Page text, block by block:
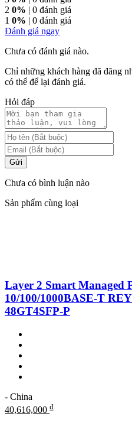
2 0% | 0 đánh giá
1 0% | 0 đánh giá
Đánh giá ngay
Chưa có đánh giá nào.
Chỉ những khách hàng đã đăng
có thể để lại đánh giá.
Hỏi đáp
Gửi
Chưa có bình luận nào
Sản phẩm cùng loại
Layer 2 Smart Managed
10/100/1000BASE-T
48GT4SFP-P
- China
40,616,000 ₫